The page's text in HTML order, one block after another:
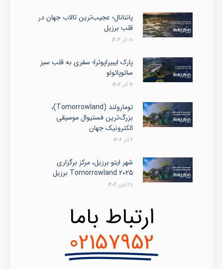
پانتانال؛ عجیب‌ترین تالاب جهان در
قلب برزیل
18 آذر 1404
پارک ایبیراپوئرا؛ سفری به قلب سبز
سائوپائولو
17 آذر 1404
تومارولند (Tomorrowland)،
بزرگ‌ترین فستیوال موسیقی
الکترونیک جهان
4 آذر 1404
شهر ایتو برزیل، مرکز برگزاری
Tomorrowland 2025 برزیل
28 آبان 1404
ارتباط باما
02157952